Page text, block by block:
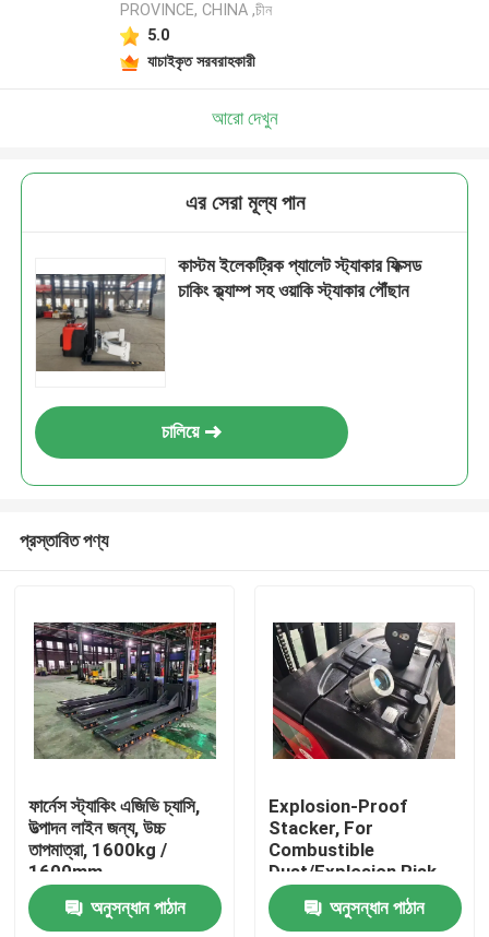
PROVINCE, CHINA ,চীন
5.0
যাচাইকৃত সরবরাহকারী
আরো দেখুন
এর সেরা মূল্য পান
কাস্টম ইলেকট্রিক প্যালেট স্ট্যাকার ফিক্সড
চাকিং ক্ল্যাম্প সহ ওয়াকি স্ট্যাকার পৌঁছান
চালিয়ে
প্রস্তাবিত পণ্য
ফার্নেস স্ট্যাকিং এজিভি চ্যাসি,
উত্পাদন লাইন জন্য, উচ্চ
তাপমাত্রা, 1600kg /
1600mm
অনুসন্ধান পাঠান
Explosion-Proof
Stacker, For
Combustible
Dust/Explosion Risk
Environment
অনুসন্ধান পাঠান